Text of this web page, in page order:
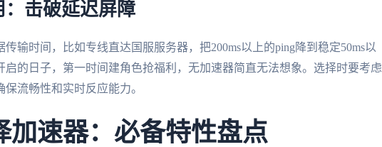
击破延迟屏障
输时间，比如专线直达国服服务器，把200ms以上的ping降到稳定50ms以
启的日子，第一时间建角色抢福利，无加速器简直无法想象。选择时要考虑
流畅性和实时反应能力。
加速器：必备特性盘点